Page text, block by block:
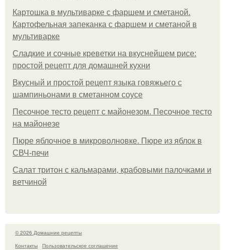
Картошка в мультиварке с фаршем и сметаной.
Картофельная запеканка с фаршем и сметаной в
мультиварке
Сладкие и сочные креветки на вкуснейшем рисе:
простой рецепт для домашней кухни
Вкусный и простой рецепт языка говяжьего с
шампиньонами в сметанном соусе
Песочное тесто рецепт с майонезом. Песочное тесто
на майонезе
Пюре яблочное в микроволновке. Пюре из яблок в
СВЧ-печи
Салат тритон с кальмарами, крабовыми палочками и
ветчиной
© 2026 Домашние рецепты
Контакты
Пользовательское соглашение